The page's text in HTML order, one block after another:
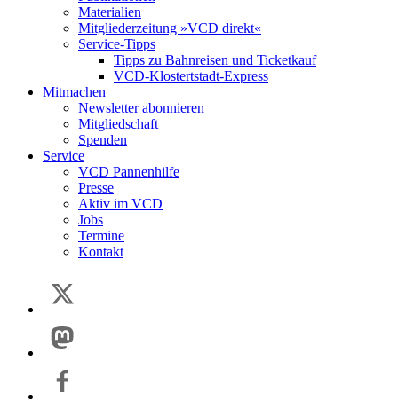
Materialien
Mitgliederzeitung »VCD direkt«
Service-Tipps
Tipps zu Bahnreisen und Ticketkauf
VCD-Klostertstadt-Express
Mitmachen
Newsletter abonnieren
Mitgliedschaft
Spenden
Service
VCD Pannenhilfe
Presse
Aktiv im VCD
Jobs
Termine
Kontakt